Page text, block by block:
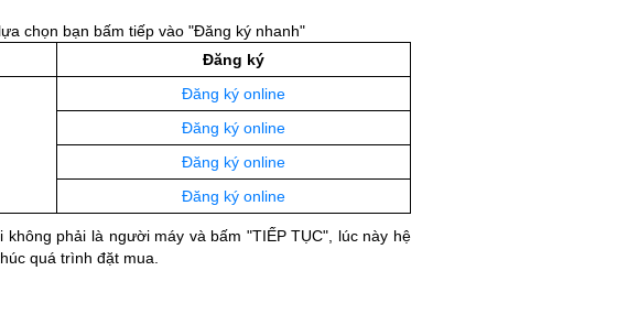
chọn bạn bấm tiếp vào "Đăng ký nhanh"
Đăng ký
Đăng ký online
Đăng ký online
Đăng ký online
Đăng ký online
phải là người máy và bấm "TIẾP TỤC", lúc này hệ
quá trình đặt mua.